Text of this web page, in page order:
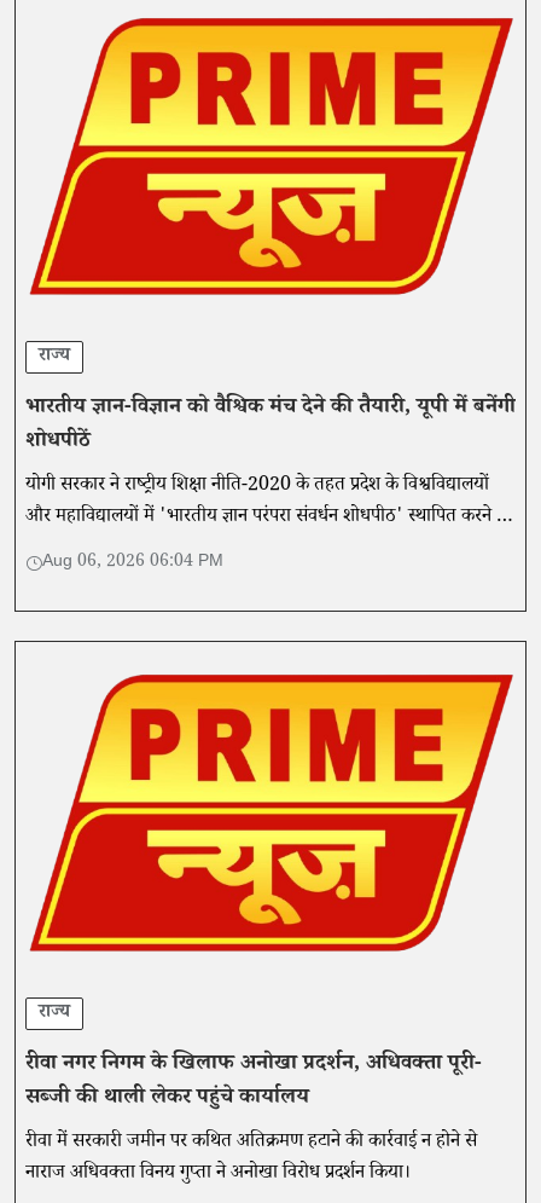
राज्य
भारतीय ज्ञान-विज्ञान को वैश्विक मंच देने की तैयारी, यूपी में बनेंगी
शोधपीठें
योगी सरकार ने राष्ट्रीय शिक्षा नीति-2020 के तहत प्रदेश के विश्वविद्यालयों
और महाविद्यालयों में 'भारतीय ज्ञान परंपरा संवर्धन शोधपीठ' स्थापित करने की
नीति जारी की है।
Aug 06, 2026 06:04 PM
राज्य
रीवा नगर निगम के खिलाफ अनोखा प्रदर्शन, अधिवक्ता पूरी-
सब्जी की थाली लेकर पहुंचे कार्यालय
रीवा में सरकारी जमीन पर कथित अतिक्रमण हटाने की कार्रवाई न होने से
नाराज अधिवक्ता विनय गुप्ता ने अनोखा विरोध प्रदर्शन किया।